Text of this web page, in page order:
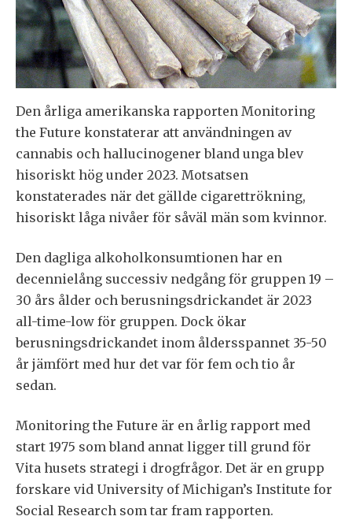
Den årliga amerikanska rapporten Monitoring
the Future konstaterar att användningen av
cannabis och hallucinogener bland unga blev
hisoriskt hög under 2023. Motsatsen
konstaterades när det gällde cigarettrökning,
hisoriskt låga nivåer för såväl män som kvinnor.
Den dagliga alkoholkonsumtionen har en
decennielång successiv nedgång för gruppen 19 –
30 års ålder och berusningsdrickandet är 2023
all-time-low för gruppen. Dock ökar
berusningsdrickandet inom åldersspannet 35-50
år jämfört med hur det var för fem och tio år
sedan.
Monitoring the Future är en årlig rapport med
start 1975 som bland annat ligger till grund för
Vita husets strategi i drogfrågor. Det är en grupp
forskare vid University of Michigan’s Institute for
Social Research som tar fram rapporten.